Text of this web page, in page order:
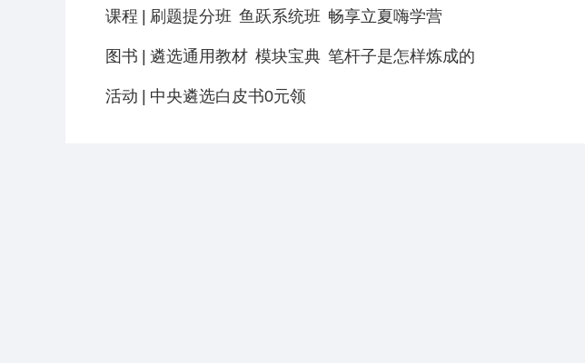
课程 | 刷题提分班 鱼跃系统班 畅享立夏嗨学营
图书 | 遴选通用教材 模块宝典 笔杆子是怎样炼成的
活动 | 中央遴选白皮书0元领